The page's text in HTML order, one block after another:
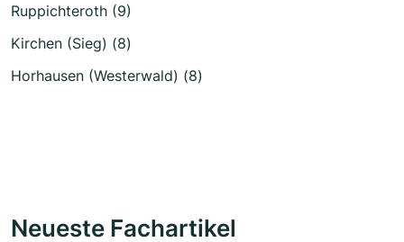
Ruppichteroth (9)
Kirchen (Sieg) (8)
Horhausen (Westerwald) (8)
Neueste Fachartikel